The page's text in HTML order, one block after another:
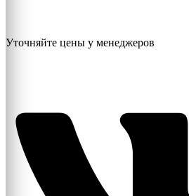
Уточняйте цены у менеджеров